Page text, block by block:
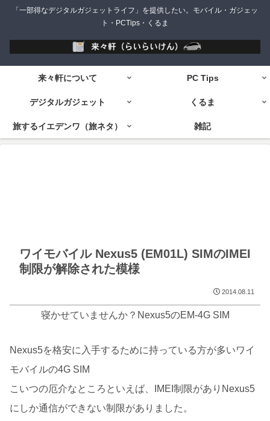
「一部得なデジタルガジェットライフ」を提供したい。モバイル・ガジェッ
ト・PCTips・くるま
来々軒について PC Tips
デジタルガジェット くるま
旅するイエデンワ（旅ネタ） 雑記
ワイモバイル Nexus5 (EM01L) SIMのIMEI
制限が解除された模様
2014.08.11
寝かせていませんか？Nexus5のEM-4G SIM
Nexus5を格安に入手するために持っている方が多いワイ
モバイルの4G SIM
こいつの厄介なところといえば、IMEI制限がありNexus5
にしか通信ができない制限がありました。